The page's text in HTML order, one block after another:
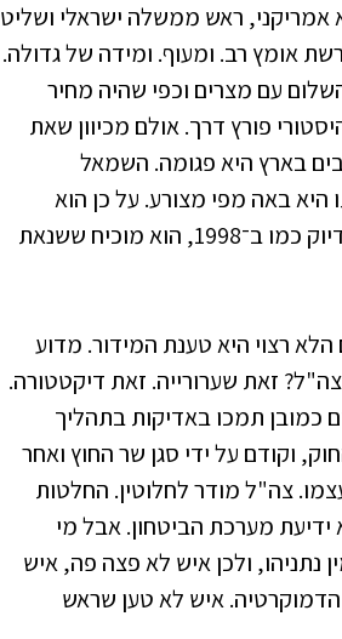
אמריקני, ראש ממשלה ישראלי ושליט
אומץ רב. ומעוף. ומידה של גדולה.
עם מצרים וכפי שהיה מחיר
פורץ דרך. אולם מכיוון שאת
בארץ היא פגומה. השמאל
היא באה מפי מצורע. על כן הוא
מעווה פנים חמוצות. ועל כן הוא מדקדק בקטנות. בדיוק כמו ב־1998, הוא מוכיח ששנאת
רצוי היא טענת המידור. מדוע
זאת שערורייה. זאת דיקטטורה.
כמובן תמכו באדיקות בתהליך
וקודם על ידי סגן שר החוץ ואחר
צה"ל מודר לחלוטין. החלטות
מערכת הביטחון. אבל מי
נתניהו, ולכן איש לא פצה פה, איש
איש לא טען שראש